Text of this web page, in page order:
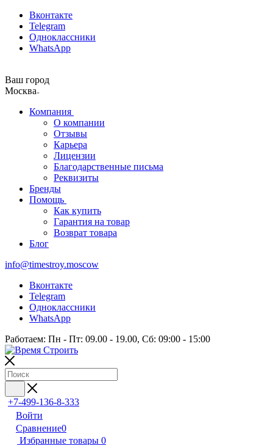
Вконтакте
Telegram
Одноклассники
WhatsApp
Ваш город
Москва
Компания
О компании
Отзывы
Карьера
Лицензии
Благодарственные письма
Реквизиты
Бренды
Помощь
Как купить
Гарантия на товар
Возврат товара
Блог
info@timestroy.moscow
Вконтакте
Telegram
Одноклассники
WhatsApp
Работаем: Пн - Пт: 09.00 - 19.00, Сб: 09:00 - 15:00
+7-499-136-8-333
Войти
Сравнение0
Избранные товары 0